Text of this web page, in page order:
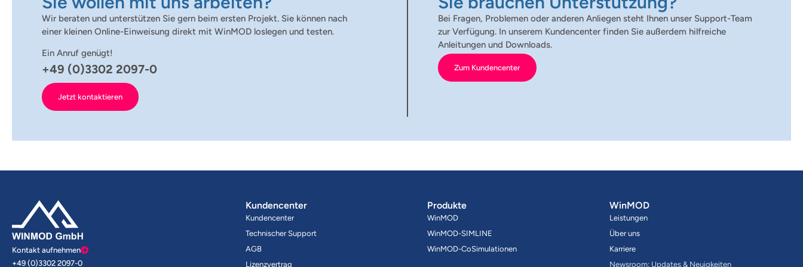
Wir beraten und unterstützen Sie gern beim ersten Projekt. Sie können nach
einer kleinen Online-Einweisung direkt mit WinMOD loslegen und testen.
Ein Anruf genügt!
+49 (0)3302 2097-0
Jetzt kontaktieren
Bei Fragen, Problemen oder anderen Anliegen steht Ihnen unser Support-Team
zur Verfügung. In unserem Kundencenter finden Sie außerdem hilfreiche
Anleitungen und Downloads.
Zum Kundencenter
Kontakt aufnehmen
+49 (0)3302 2097-0
Kundencenter
Kundencenter
Technischer Support
AGB
Lizenzvertrag
Produkte
WinMOD
WinMOD-SIMLINE
WinMOD-CoSimulationen
WinMOD
Leistungen
Über uns
Karriere
Newsroom: Updates & Neuigkeiten